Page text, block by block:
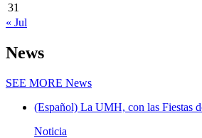
31
« Jul
News
SEE MORE News
(Español) La UMH, con las Fiestas
Noticia